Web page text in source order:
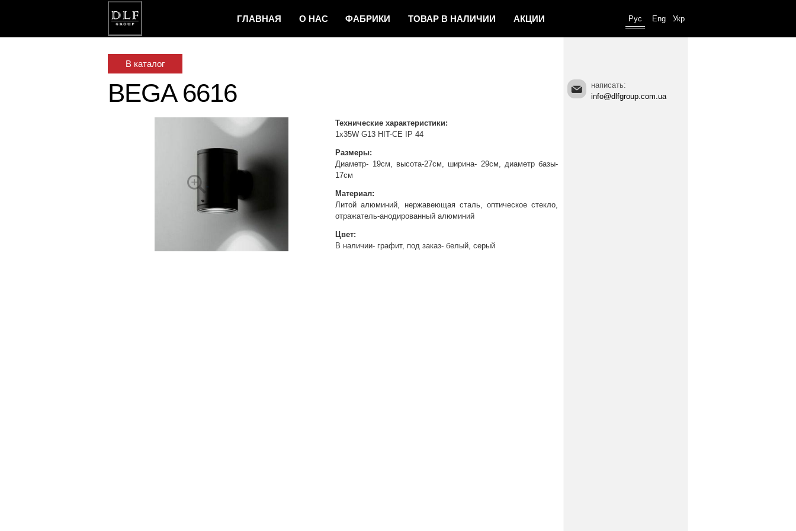
ГЛАВНАЯ О НАС ФAБРИКИ ТОВАР В НАЛИЧИИ АКЦИИ Рус Eng Укр
В каталог
BEGA 6616
Технические характеристики:
1x35W G13 HIT-CE IP 44
Размеры:
Диаметр- 19см, высота-27см, ширина- 29см, диаметр базы-
17см
Материал:
Литой алюминий, нержавеющая сталь, оптическое стекло,
отражатель-анодированный алюминий
Цвет:
В наличии- графит, под заказ- белый, серый
написать:
info@dlfgroup.com.ua